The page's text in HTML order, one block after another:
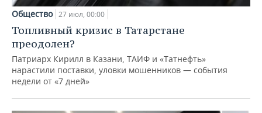
Общество 27 июл, 00:00
Топливный кризис в Татарстане
преодолен?
Патриарх Кирилл в Казани, ТАИФ и «Татнефть»
нарастили поставки, уловки мошенников — события
недели от «7 дней»